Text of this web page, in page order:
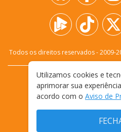
Todos os direitos reservados - 2009-
FALE
TERMOS E
Utilizamos cookies e
aprimorar sua
acordo com o Aviso de